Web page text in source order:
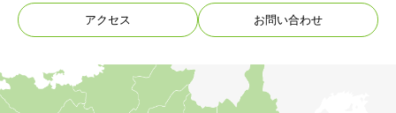
アクセス お問い合わせ